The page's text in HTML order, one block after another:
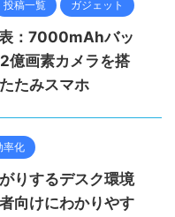
投稿一覧 ガジェット
：7000mAhバッ
億画素カメラを搭
たみスマホ
率化
りするデスク環境
向けにわかりやす